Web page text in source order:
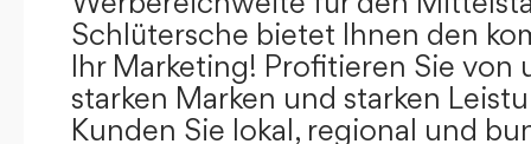
Schlütersche bietet Ihnen den
Ihr Marketing! Profitieren Sie von
starken Marken und starken
Kunden Sie lokal, regional und